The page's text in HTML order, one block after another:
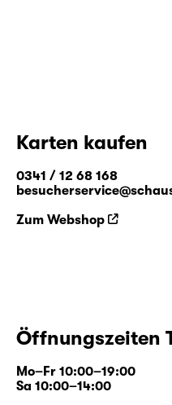
Karten kaufen
0341 / 12 68 168
Zum Webshop
Öffnungszeiten
Mo–Fr 10:00–19:00
Sa 10:00–14:00